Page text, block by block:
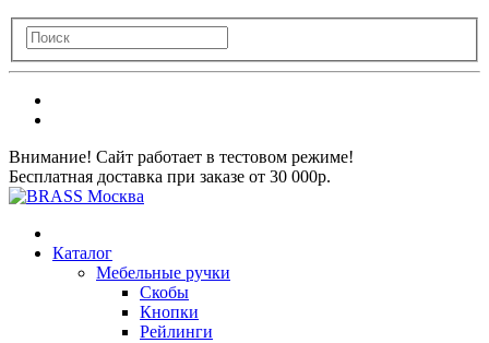
Внимание! Сайт работает в тестовом режиме!
Бесплатная доставка при заказе от 30 000р.
Каталог
Мебельные ручки
Скобы
Кнопки
Рейлинги